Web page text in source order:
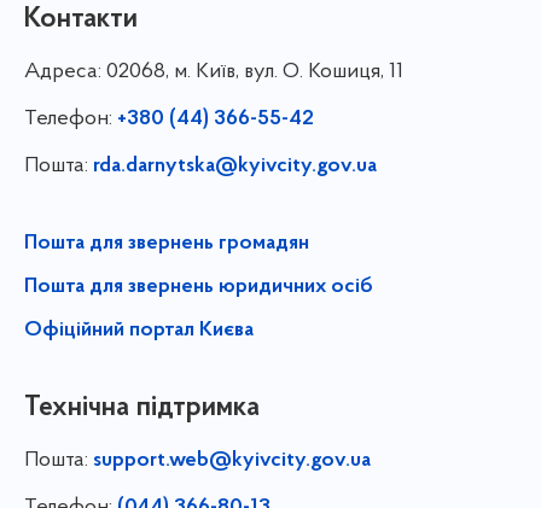
Контакти
Адреса: 02068, м. Київ, вул. О. Кошиця, 11
Телефон: +380 (44) 366-55-42
Пошта: rda.darnytska@kyivcity.gov.ua
Пошта для звернень громадян
Пошта для звернень юридичних осіб
Офіційний портал Києва
Технічна підтримка
Пошта: support.web@kyivcity.gov.ua